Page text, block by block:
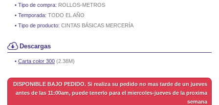
Tipo de compra: ROLLOS-METROS
Temporada: TODO EL AÑO
Tipo de producto: CINTAS BÁSICAS MERCERÍA
Descargas
Carta color 300 (2.38M)
DISPONIBLE BAJO PEDIDO. Si realiza su pedido no mas tarde de un jueves
antes de las 11:00am, puede tenerlo para el miercoles-jueves de la proxima
semana